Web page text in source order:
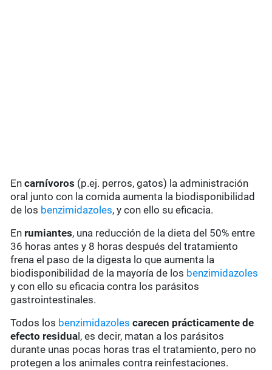
Encarnívoros (p.ej. perros, gatos) la administración
oral junto con la comida aumenta la biodisponibilidad
de los benzimidazoles, y con ello su eficacia.
En rumiantes, una reducción de la dieta del 50% entre
36 horas antes y 8 horas después del tratamiento
frena el paso de la digesta lo que aumenta la
biodisponibilidad de la mayoría de los benzimidazoles
y con ello su eficacia contra los parásitos
gastrointestinales.
Todos los benzimidazoles carecen prácticamente de
efecto residua l, es decir, matan a los parásitos
durante unas pocas horas tras el tratamiento, pero no
protegen a los animales contra reinfestaciones.